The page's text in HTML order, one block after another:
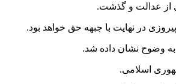
از عدالت و گذشت.
در نهایت با جبهه حق خواهد بود.
اسلامی.